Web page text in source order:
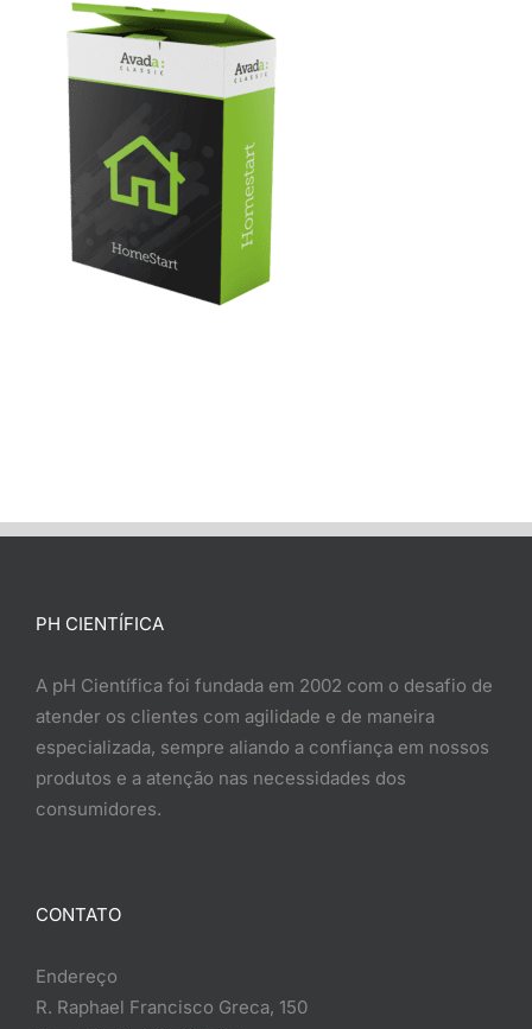
PH CIENTÍFICA
A pH Científica foi fundada em 2002 com o desafio de
atender os clientes com agilidade e de maneira
especializada, sempre aliando a confiança em nossos
produtos e a atenção nas necessidades dos
consumidores.
CONTATO
Endereço
R. Raphael Francisco Greca, 150